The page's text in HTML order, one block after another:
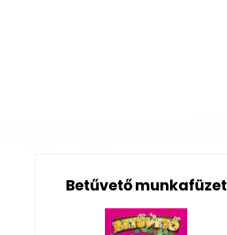
Betűvető munkafüzet